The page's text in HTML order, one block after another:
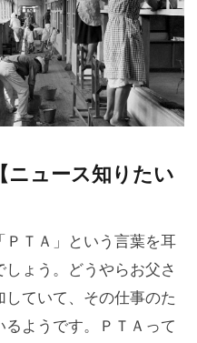
ニュース知りたい
ＴＡ」という言葉を耳
ょう。どうやらお父さ
ていて、その仕事のた
ようです。ＰＴＡって